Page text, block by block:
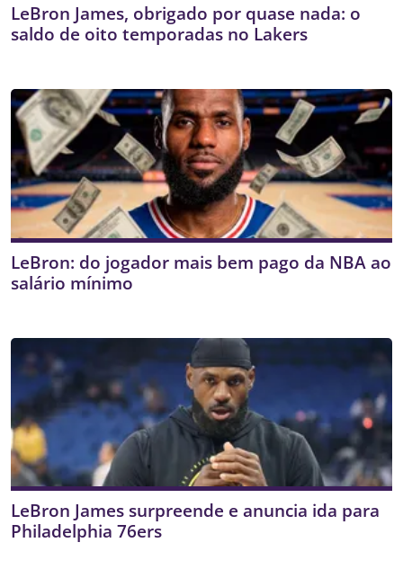
LeBron James, obrigado por quase nada: o
saldo de oito temporadas no Lakers
LeBron: do jogador mais bem pago da NBA ao
salário mínimo
LeBron James surpreende e anuncia ida para
Philadelphia 76ers